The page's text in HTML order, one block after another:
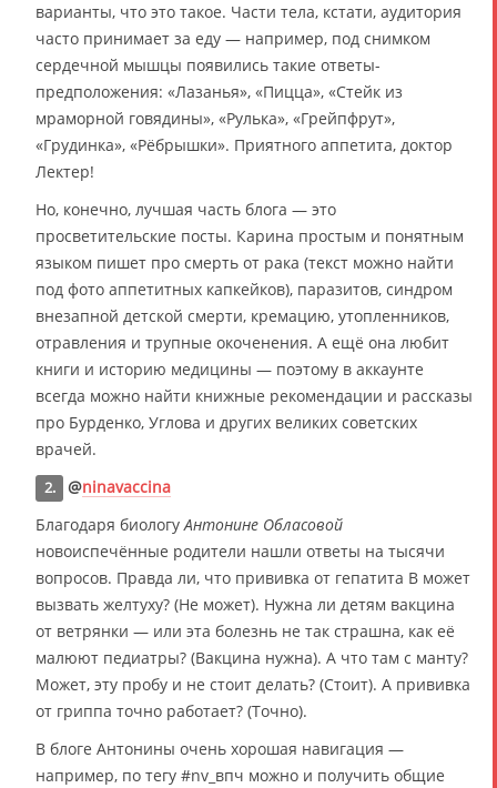
варианты, что это такое. Части тела, кстати, аудитория
часто принимает за еду — например, под снимком
сердечной мышцы появились такие ответы-
предположения: «Лазанья», «Пицца», «Стейк из
мраморной говядины», «Рулька», «Грейпфрут»,
«Грудинка», «Рёбрышки». Приятного аппетита, доктор
Лектер!
Но, конечно, лучшая часть блога — это
просветительские посты. Карина простым и понятным
языком пишет про смерть от рака (текст можно найти
под фото аппетитных капкейков), паразитов, синдром
внезапной детской смерти, кремацию, утопленников,
отравления и трупные окоченения. А ещё она любит
книги и историю медицины — поэтому в аккаунте
всегда можно найти книжные рекомендации и рассказы
про Бурденко, Углова и других великих советских
врачей.
2. @ninavaccina
Благодаря биологуАнтонине Обласовой
новоиспечённые родители нашли ответы на тысячи
вопросов. Правда ли, что прививка от гепатита B может
вызвать желтуху? (Не может). Нужна ли детям вакцина
от ветрянки — или эта болезнь не так страшна, как её
малюют педиатры? (Вакцина нужна). А что там с манту?
Может, эту пробу и не стоит делать? (Стоит). А прививка
от гриппа точно работает? (Точно).
В блоге Антонины очень хорошая навигация —
например, по тегу #nv_впч можно и получить общие